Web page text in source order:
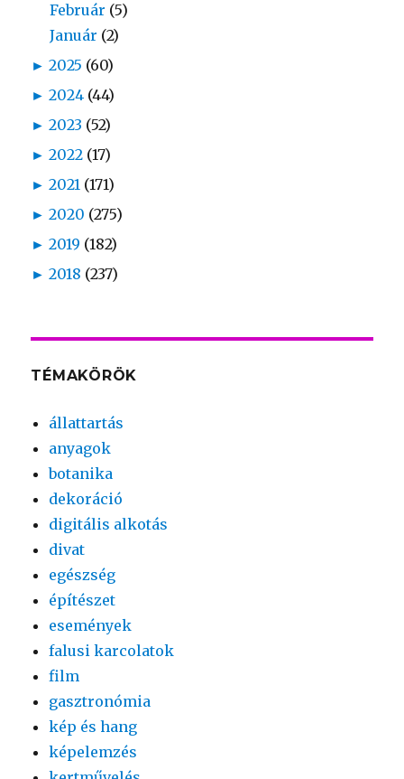
Február (5)
Január (2)
► 2025 (60)
► 2024 (44)
► 2023 (52)
► 2022 (17)
► 2021 (171)
► 2020 (275)
► 2019 (182)
► 2018 (237)
TÉMAKÖRÖK
állattartás
anyagok
botanika
dekoráció
digitális alkotás
divat
egészség
építészet
események
falusi karcolatok
film
gasztronómia
kép és hang
képelemzés